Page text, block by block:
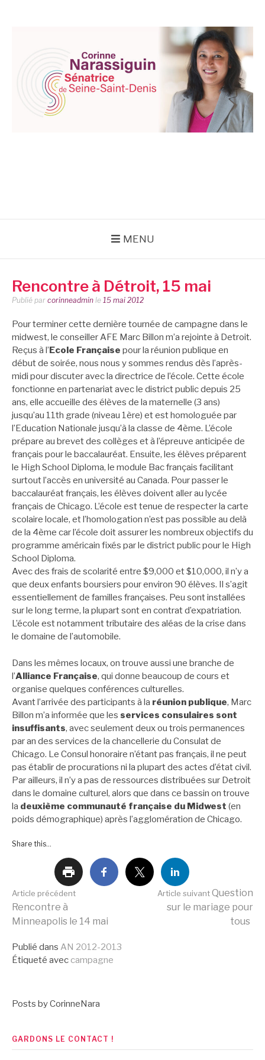
MENU
Rencontre à Détroit, 15 mai
Publié par corinneadmin le 15 mai 2012
Pour terminer cette dernière tournée de campagne dans le
midwest, le conseiller AFE Marc Billon m’a rejointe à Detroit.
Reçus à l’Ecole Française pour la réunion publique en
début de soirée, nous nous y sommes rendus dès l’après-
midi pour discuter avec la directrice de l’école. Cette école
fonctionne en partenariat avec le district public depuis 25
ans, elle accueille des élèves de la maternelle (3 ans)
jusqu’au 11th grade (niveau 1ère) et est homologuée par
l’Education Nationale jusqu’à la classe de 4ème. L’école
prépare au brevet des collèges et à l’épreuve anticipée de
français pour le baccalauréat. Ensuite, les élèves préparent
le High School Diploma, le module Bac français facilitant
surtout l’accès en université au Canada. Pour passer le
baccalauréat français, les élèves doivent aller au lycée
français de Chicago. L’école est tenue de respecter la carte
scolaire locale, et l’homologation n’est pas possible au delà
de la 4ème car l’école doit assurer les nombreux objectifs du
programme américain fixés par le district public pour le High
School Diploma.
Avec des frais de scolarité entre $9,000 et $10,000, il n’y a
que deux enfants boursiers pour environ 90 élèves. Il s’agit
essentiellement de familles françaises. Peu sont installées
sur le long terme, la plupart sont en contrat d’expatriation.
L’école est notamment tributaire des aléas de la crise dans
le domaine de l’automobile.
Dans les mêmes locaux, on trouve aussi une branche de
l’Alliance Française, qui donne beaucoup de cours et
organise quelques conférences culturelles.
Avant l’arrivée des participants à la réunion publique, Marc
Billon m’a informée que les services consulaires sont
insuffisants, avec seulement deux ou trois permanences
par an des services de la chancellerie du Consulat de
Chicago. Le Consul honoraire n’étant pas français, il ne peut
pas établir de procurations ni la plupart des actes d’état civil.
Par ailleurs, il n’y a pas de ressources distribuées sur Detroit
dans le domaine culturel, alors que dans ce bassin on trouve
la deuxième communauté française du Midwest (en
poids démographique) après l’agglomération de Chicago.
Share this...
Lire
la
Article précédent
Rencontre à
Minneapolis le 14 mai
Article suivantQuestion
sur le mariage pour
tous
Publié dans AN 2012-2013
Étiqueté avec campagne
Posts by CorinneNara
GARDONS LE CONTACT !